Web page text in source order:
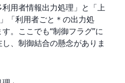
用者情報出力処理」と「上
「利用者ごと＊の出力処
。ここでも“制御フラグ”に
、制御結合の懸念がありま